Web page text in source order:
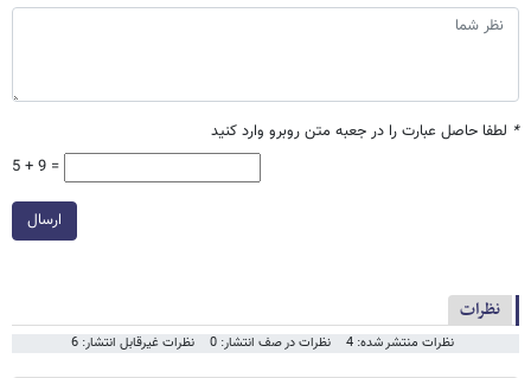
* لطفا حاصل عبارت را در جعبه متن روبرو وارد کنید
5 + 9 =
ارسال
نظرات
نظرات منتشر شده: 4 نظرات در صف انتشار: 0 نظرات غیرقابل انتشار: 6